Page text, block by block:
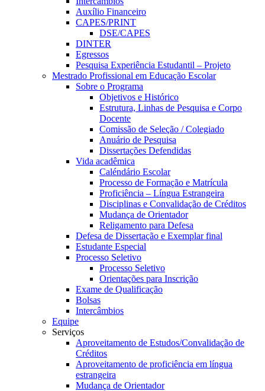
Auxílio Financeiro
CAPES/PRINT
DSE/CAPES
DINTER
Egressos
Pesquisa Experiência Estudantil – Projeto
Mestrado Profissional em Educação Escolar
Sobre o Programa
Objetivos e Histórico
Estrutura, Linhas de Pesquisa e Corpo
Docente
Comissão de Seleção / Colegiado
Anuário de Pesquisa
Dissertações Defendidas
Vida acadêmica
Caléndário Escolar
Processo de Formação e Matrícula
Proficiência – Língua Estrangeira
Disciplinas e Convalidação de Créditos
Mudança de Orientador
Religamento para Defesa
Defesa de Dissertação e Exemplar final
Estudante Especial
Processo Seletivo
Processo Seletivo
Orientações para Inscrição
Exame de Qualificação
Bolsas
Intercâmbios
Equipe
Serviços
Aproveitamento de Estudos/Convalidação de
Créditos
Aproveitamento de proficiência em língua
estrangeira
Mudança de Orientador